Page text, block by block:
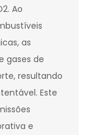
Ao
as
gases de
resultando
Este
e